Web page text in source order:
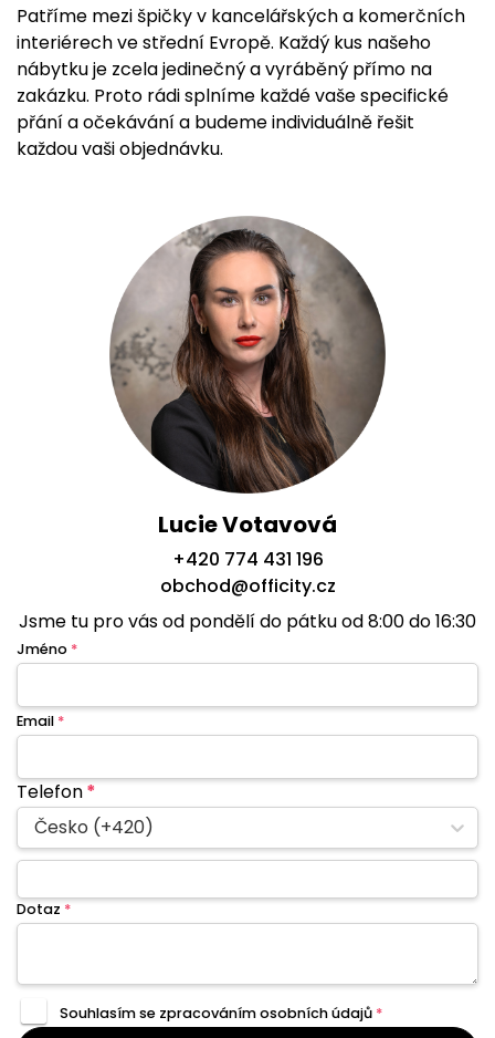
Patříme mezi špičky v kancelářských a komerčních
interiérech ve střední Evropě. Každý kus našeho
nábytku je zcela jedinečný a vyráběný přímo na
zakázku. Proto rádi splníme každé vaše specifické
přání a očekávání a budeme individuálně řešit
každou vaši objednávku.
Lucie Votavová
+420 774 431 196
obchod@officity.cz
Jsme tu pro vás od pondělí do pátku od 8:00 do 16:30
Jméno *
Email *
Telefon*
Česko (+420)
Dotaz *
Souhlasím se zpracovánímosobních údajů *